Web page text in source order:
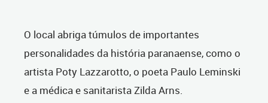
O local abriga túmulos de importantes
personalidades da história paranaense, como o
artista Poty Lazzarotto, o poeta Paulo Leminski
e a médica e sanitarista Zilda Arns.